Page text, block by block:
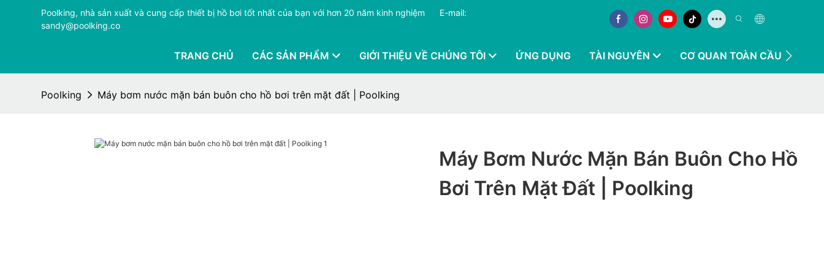
Poolking, nhà sản xuất và cung cấp thiết bị hồ bơi tốt nhất của bạn với hơn 20 năm kinh nghiệm
E-mail:
sandy@poolking.co
TRANG CHỦ CÁC SẢN PHẨM GIỚI THIỆU VỀ CHÚNG TÔI ỨNG DỤNG TÀI NGUYÊN CƠ QUAN TOÀN CẦU
Poolking Máy bơm nước mặn bán buôn cho hồ bơi trên mặt đất | Poolking
Máy Bơm Nước Mặn Bán Buôn Cho Hồ
Bơi Trên Mặt Đất | Poolking